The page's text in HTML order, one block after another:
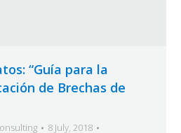
“Guía para la
de Brechas de
8 July, 2018